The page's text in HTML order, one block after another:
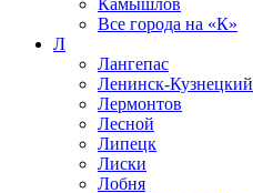
Камышлов
Все города на «К»
Л
Лангепас
Ленинск-Кузнецкий
Лермонтов
Лесной
Липецк
Лиски
Лобня